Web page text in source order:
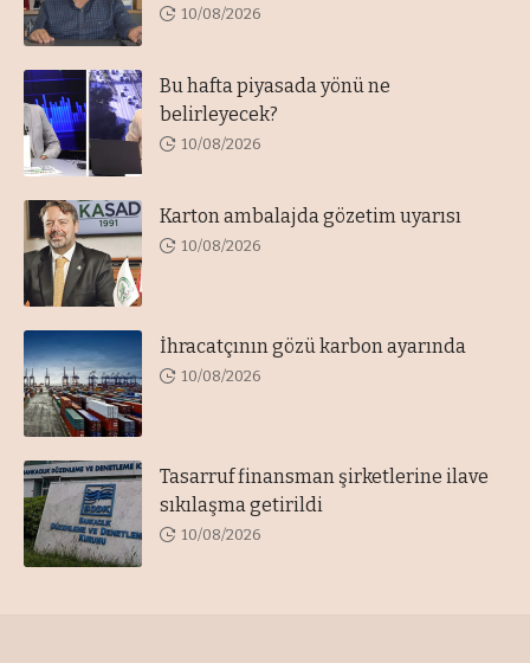
10/08/2026
Bu hafta piyasada yönü ne
belirleyecek?
10/08/2026
Karton ambalajda gözetim uyarısı
10/08/2026
İhracatçının gözü karbon ayarında
10/08/2026
Tasarruf finansman şirketlerine ilave
sıkılaşma getirildi
10/08/2026